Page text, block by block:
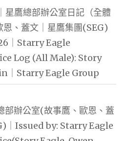
星鷹總部辦公室日記（全體
恩、蓋文｜星鷹集團(SEG)
｜Starry Eagle
Log (All Male): Story
｜Starry Eagle Group
部辦公室(故事鷹、歐恩、蓋
｜Issued by: Starry Eagle